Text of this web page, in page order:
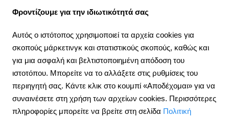
Τιμές
Υποστήριξη
Πύλη υποστήριξης
Γράψτε ένα αίτημα
Δημόσια σύμβαση
Σύμπραξη
Πρόγραμμα συνεργασίας
4.6
Φροντίζουμε για την ιδιωτικότητά σας
Αυτός ο ιστότοπος χρησιμοποιεί τα αρχεία cookies για
σκοπούς μάρκετινγκ και στατιστικούς σκοπούς, καθώς και
για μια ασφαλή και βελτιστοποιημένη απόδοση του
ιστοτόπου. Μπορείτε να το αλλάξετε στις ρυθμίσεις του
περιηγητή σας. Κάντε κλικ στο κουμπί «Αποδέχομαι» για να
συναινέσετε στη χρήση των αρχείων cookies. Περισσότερες
πληροφορίες μπορείτε να βρείτε στη σελίδα Πολιτική